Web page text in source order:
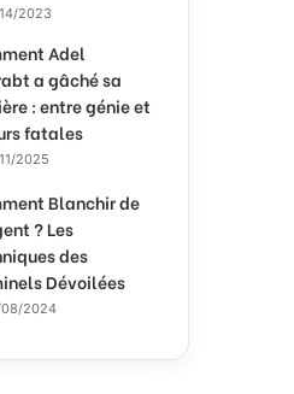
2023
Adel
a gâché sa
: entre génie et
fatales
2025
Blanchir de
? Les
des
Dévoilées
2024